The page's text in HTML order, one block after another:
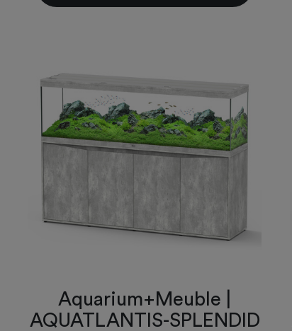
Aquarium+Meuble |
AQUATLANTIS-SPLENDID